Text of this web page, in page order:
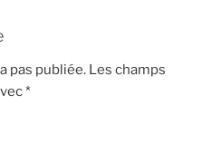
pas publiée. Les champs
*